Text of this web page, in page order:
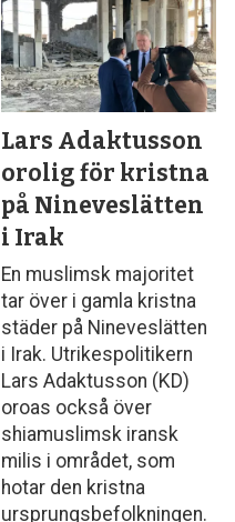
Lars Adaktusson
orolig för kristna
på Nineveslätten
i Irak
En muslimsk majoritet
tar över i gamla kristna
städer på Nineveslätten
i Irak. Utrikespolitikern
Lars Adaktusson (KD)
oroas också över
shiamuslimsk iransk
milis i området, som
hotar den kristna
ursprungsbefolkningen.